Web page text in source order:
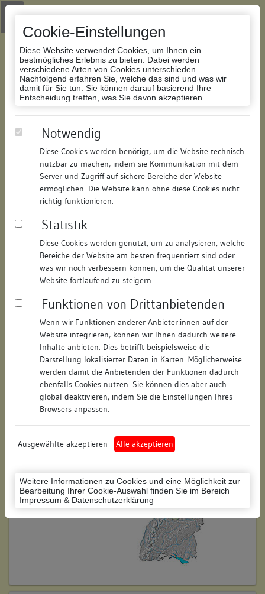
Cookie-Einstellungen
Diese Website verwendet Cookies, um Ihnen ein
bestmögliches Erlebnis zu bieten. Dabei werden
verschiedene Arten von Cookies unterschieden.
Nachfolgend erfahren Sie, welche das sind und was wir
damit für Sie tun. Sie können darauf basierend Ihre
Entscheidung treffen, was Sie davon akzeptieren.
Notwendig
Diese Cookies werden benötigt, um die Website technisch
nutzbar zu machen, indem sie Kommunikation mit dem
Server und Zugriff auf sichere Bereiche der Website
ermöglichen. Die Website kann ohne diese Cookies nicht
richtig funktionieren.
Statistik
Diese Cookies werden genutzt, um zu analysieren, welche
Bereiche der Website am besten frequentiert sind oder
was wir noch verbessern können, um die Qualität unserer
Website fortlaufend zu steigern.
Funktionen von Drittanbietenden
Wenn wir Funktionen anderer Anbieter:innen auf der
Website integrieren, können wir Ihnen dadurch weitere
Inhalte anbieten. Dies betrifft beispielsweise die
Darstellung lokalisierter Daten in Karten. Möglicherweise
werden damit die Anbietenden der Funktionen dadurch
ebenfalls Cookies nutzen. Sie können dies aber auch
global deaktivieren, indem Sie die Einstellungen Ihres
Browsers anpassen.
Ausgewählte akzeptieren Alle akzeptieren
Weitere Informationen zu Cookies und eine Möglichkeit zur
Bearbeitung Ihrer Cookie-Auswahl finden Sie im Bereich
Impressum & Datenschutzerklärung
Zur Navigation springen
Zum Inhalt der Website springen
Datenbank Bauforschung/Restaurierung
196841317412/Datum:18.06.2017
Datenbestand:
Bauforschung und Restaurierung
Als PDF herunterladen:
Objektdaten
Straße: Schulbrunnengasse
Hausnummer: keine
Postleitzahl: 74354
Stadt-Teilort: Besigheim
Regierungsbezirk: Stuttgart
Ludwigsburg (Landkreis)
Wohnplatzschlüssel: 8118007001
Flurstücknummer: keine
Historischer Straßenname: keiner
keine
Lage des Wohnplatzes: